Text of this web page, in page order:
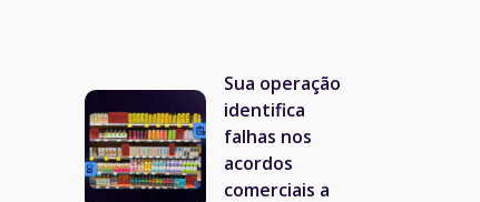
Sua operação
identifica
falhas nos
acordos
comerciais a